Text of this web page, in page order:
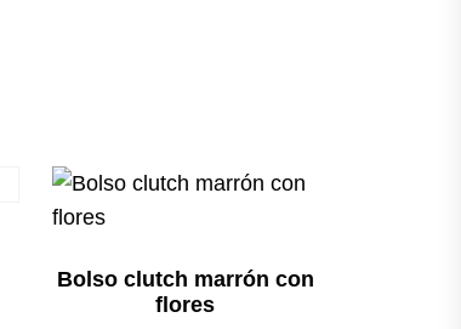
Bolso clutch marrón con
flores